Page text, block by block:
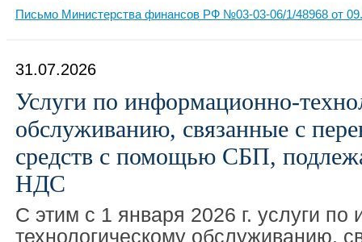
Письмо Министерства финансов РФ №03-03-06/1/48968 от
31.07.2026
Услуги по информационно-
обслуживанию, связанные с
средств с помощью СБП,
НДС
C этим с 1 января 2026 г. услуги
технологическому обслуживанию,